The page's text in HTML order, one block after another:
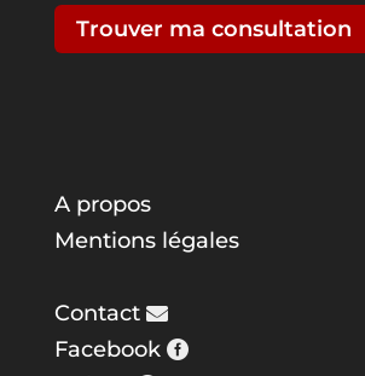
Trouver ma consultation
A propos
Mentions légales
Contact
Facebook